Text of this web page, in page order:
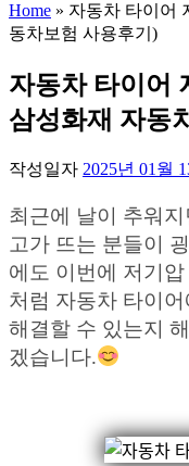
Home » 자동차 타이어
동차보험 사용후기)
자동차 타이어
삼성화재 자동
작성일자 2025년 01월
최근에 날이 추워
고가 뜨는 분들이
에도 이번에 저기
처럼 자동차 타이
해결할 수 있는지
겠습니다.